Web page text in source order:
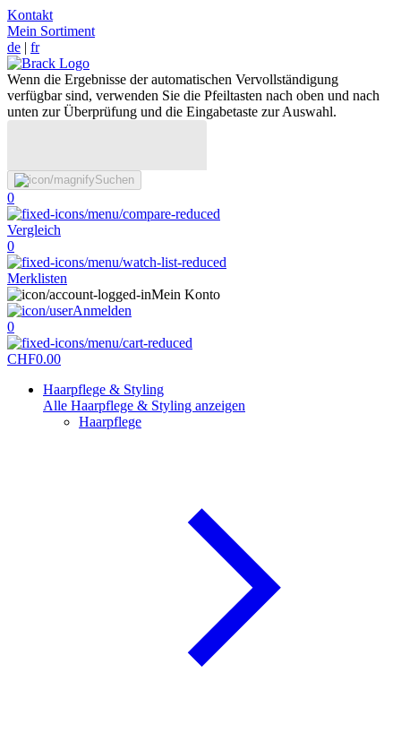
Kontakt
Mein Sortiment
de | fr
Wenn die Ergebnisse der automatischen Vervollständigung
verfügbar sind, verwenden Sie die Pfeiltasten nach oben und nach
unten zur Überprüfung und die Eingabetaste zur Auswahl.
Suchen
0
Vergleich
0
Merklisten
Mein Konto
Anmelden
0
CHF0.00
Haarpflege & Styling
Alle Haarpflege & Styling anzeigen
Haarpflege